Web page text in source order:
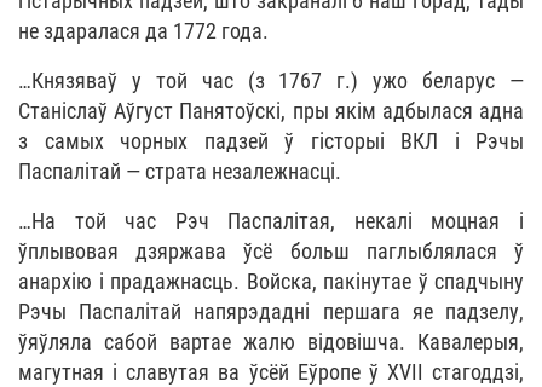
не здаралася да 1772 года.
…Князяваў у той час (з 1767 г.) ужо беларус —
Станіслаў Аўгуст Панятоўскі, пры якім адбылася адна
з самых чорных падзей ў гісторыі ВКЛ і Рэчы
Паспалітай — страта незалежнасці.
…На той час Рэч Паспалітая, некалі моцная і
ўплывовая дзяржава ўсё больш паглыблялася ў
анархію і прадажнасць. Войска, пакінутае ў спадчыну
Рэчы Паспалітай напярэдадні першага яе падзелу,
ўяўляла сабой вартае жалю відовішча. Кавалерыя,
магутная і славутая ва ўсёй Еўропе ў XVII стагоддзі,